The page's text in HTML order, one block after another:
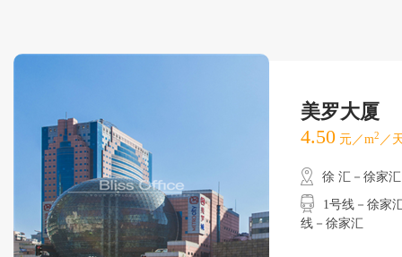
美罗大厦
4.50 元／m2 ／
徐 汇－徐家汇
1号线－徐家
线－徐家汇